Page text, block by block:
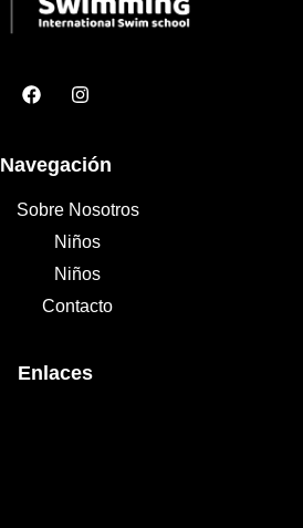
Navegación
Sobre Nosotros
Niños
Niños
Contacto
Enlaces